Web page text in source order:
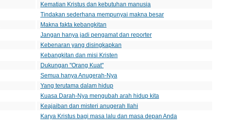
Kematian Kristus dan kebutuhan manusia
Tindakan sederhana mempunyai makna besar
Makna fakta kebangkitan
Jangan hanya jadi pengamat dan reporter
Kebenaran yang disingkapkan
Kebangkitan dan misi Kristen
Dukungan "Orang Kuat"
Semua hanya Anugerah-Nya
Yang terutama dalam hidup
Kuasa Darah-Nya mengubah arah hidup kita
Keajaiban dan misteri anugerah Ilahi
Karya Kristus bagi masa lalu dan masa depan Anda